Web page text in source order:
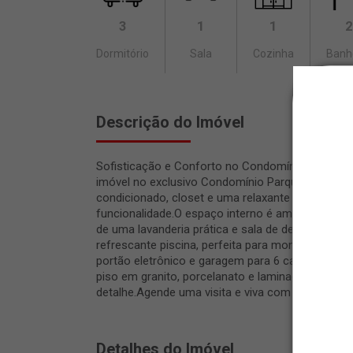
3
Dormitório
1
Sala
1
Cozinha
2
Descrição do Imóvel
Sofisticação e Conforto no Condomínio Parque
imóvel no exclusivo Condomínio Parque
condicionado, closet e uma relaxante banheira
funcionalidade.O espaço interno é amplo, com
de uma lavanderia prática e sala de despejo. No
refrescante piscina, perfeita para momentos
portão eletrônico e garagem para 6 carros (2
piso em granito, porcelanato e laminado, com
detalhe.Agende uma visita e viva com